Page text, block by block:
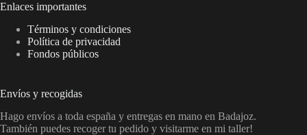
Enlaces importantes
Términos y condiciones
Política de privacidad
Fondos públicos
Envíos y recogidas
Hago envíos a toda españa y entregas en mano en Badajoz.
También puedes recoger tu pedido y visitarme en mi taller!